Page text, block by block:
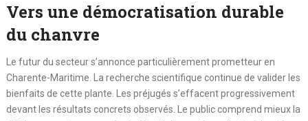
Vers une démocratisation durable
du chanvre
Le futur du secteur s’annonce particulièrement prometteur en
Charente-Maritime. La recherche scientifique continue de valider les
bienfaits de cette plante. Les préjugés s’effacent progressivement
devant les résultats concrets observés. Le public comprend mieux la